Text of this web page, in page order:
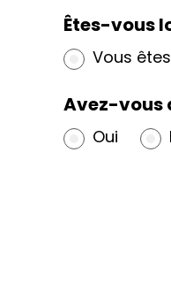
Êtes-vous
Vous
Avez-vous
Oui